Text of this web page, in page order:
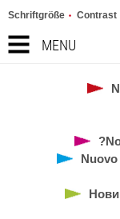
MENU
Schriftgröße Contrast